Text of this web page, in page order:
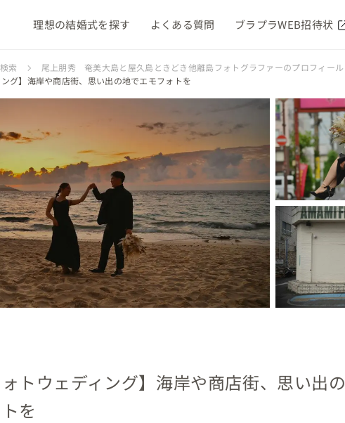
理想の結婚式を探す よくある質問 ブラプラWEB招待状
索
尾上朋秀 奄美大島と屋久島ときどき他離島フォトグラファーのプロフィール
ング】海岸や商店街、思い出の地でエモフォトを
ォトウェディング】海岸や商店街、思い出の
を